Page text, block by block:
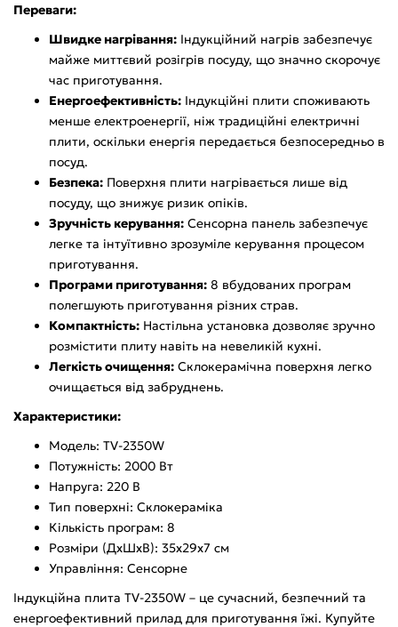
Переваги:
Швидке нагрівання: Індукційний нагрів забезпечує
майже миттєвий розігрів посуду, що значно скорочує
час приготування.
Енергоефективність: Індукційні плити споживають
менше електроенергії, ніж традиційні електричні
плити, оскільки енергія передається безпосередньо в
посуд.
Безпека: Поверхня плити нагрівається лише від
посуду, що знижує ризик опіків.
Зручність керування: Сенсорна панель забезпечує
легке та інтуїтивно зрозуміле керування процесом
приготування.
Програми приготування: 8 вбудованих програм
полегшують приготування різних страв.
Компактність: Настільна установка дозволяє зручно
розмістити плиту навіть на невеликій кухні.
Легкість очищення: Склокерамічна поверхня легко
очищається від забруднень.
Характеристики:
Модель: TV-2350W
Потужність: 2000 Вт
Напруга: 220 В
Тип поверхні: Склокераміка
Кількість програм: 8
Розміри (ДхШхВ): 35х29х7 см
Управління: Сенсорне
Індукційна плита TV-2350W – це сучасний, безпечний та
енергоефективний прилад для приготування їжі. Купуйте